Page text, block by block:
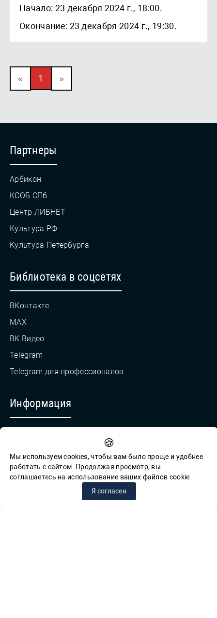
Начало: 23 декабря 2024 г., 18:00.
Окончание: 23 декабря 2024 г., 19:30.
« 1 »
Партнеры
Арбикон
КСОБ СПб
Центр ЛИБНЕТ
Культура.РФ
Культура Петербурга
Библиотека в соцсетях
ВКонтакте
MAX
ВК Видео
Telegram
Telegram для профессионалов
Информация
Обратная связь для сообщений о фактах коррупции
© СПб ГБУК ГСЦБС, 2012-2026 гг.
🍪
Мы используем cookies, чтобы вам было проще и удобнее
работать с сайтом. Продолжая просмотр, вы
соглашаетесь на использование ваших файлов cookie.
Я согласен